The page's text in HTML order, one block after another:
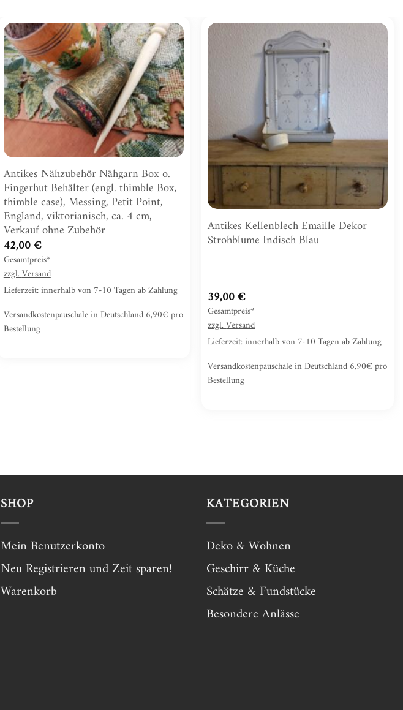
Zur
Wunschliste
hinzufügen
Antikes Nähzubehör Nähgarn Box o.
Fingerhut Behälter (engl. thimble Box,
thimble case), Messing, Petit Point,
England, viktorianisch, ca. 4 cm,
Verkauf ohne Zubehör
42,00€
Gesamtpreis*
zzgl.Versand
Lieferzeit: innerhalb von 7-10 Tagen ab Zahlung
Versandkostenpauschale in Deutschland 6,90€ pro
Bestellung
Wunschliste
Antikes Kellenblech Emaille Dekor
Strohblume Indisch Blau
39,00€
Gesamtpreis*
zzgl.Versand
Lieferzeit: innerhalb von 7-10 Tagen ab Zahlung
Versandkostenpauschale in Deutschland 6,90€ pro
Bestellung
SHOP
Mein Benutzerkonto
Neu Registrieren und Zeit sparen!
Warenkorb
KATEGORIEN
Deko & Wohnen
Geschirr & Küche
Schätze & Fundstücke
Besondere Anlässe